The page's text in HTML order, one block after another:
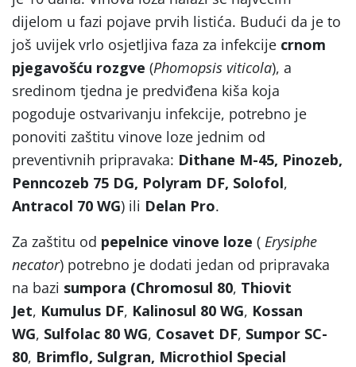
dijelom u fazi pojave prvih listića. Budući da je to
još uvijek vrlo osjetljiva faza za infekcije crnom
pjegavošću rozgve (Phomopsis viticola), a
sredinom tjedna je predviđena kiša koja
pogoduje ostvarivanju infekcije, potrebno je
ponoviti zaštitu vinove loze jednim od
preventivnih pripravaka: Dithane M-45, Pinozeb,
Penncozeb 75 DG, Polyram DF, Solofol,
Antracol 70 WG) ili Delan Pro.
Za zaštitu od pepelnice vinove loze ( Erysiphe
necator) potrebno je dodati jedan od pripravaka
na bazi sumpora (Chromosul 80, Thiovit
Jet, Kumulus DF, Kalinosul 80 WG, Kossan
WG, Sulfolac 80 WG, Cosavet DF, Sumpor SC-
80, Brimflo, Sulgran, Microthiol Special